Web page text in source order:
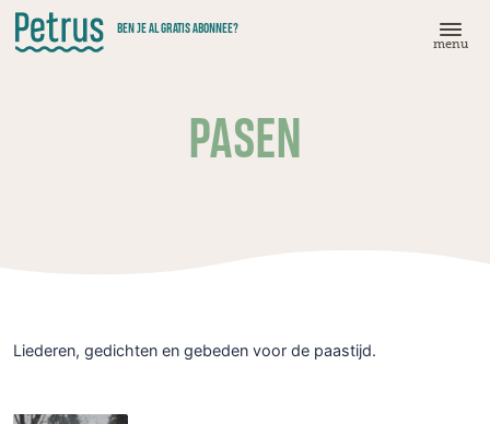
Doorgaan
naar
hoofdinhoud
BEN JE AL GRATIS ABONNEE?
menu
PASEN
Liederen, gedichten en gebeden voor de paastijd.